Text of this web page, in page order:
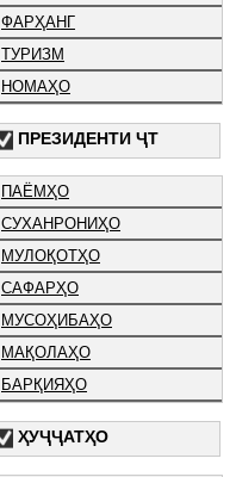
ФАРҲАНГ
ТУРИЗМ
НОМАҲО
ПРЕЗИДЕНТИ ҶТ
ПАЁМҲО
СУХАНРОНИҲО
МУЛОҚОТҲО
САФАРҲО
МУСОҲИБАҲО
МАҚОЛАҲО
БАРҚИЯҲО
ҲУҶҶАТҲО